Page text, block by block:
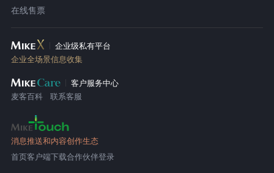
在线售票
企业级私有平台
企业全场景信息收集
客户服务中心
麦客百科
联系客服
消息推送和内容创作生态
首页客户端下载合作伙伴登录